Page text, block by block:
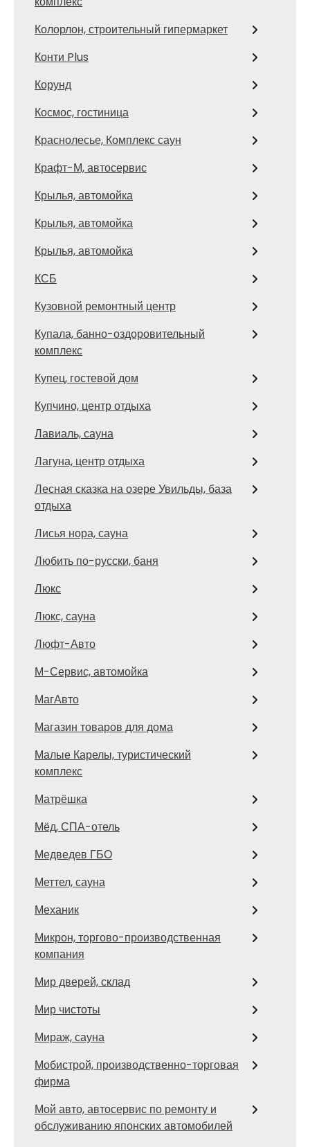
Колорлон, строительный гипермаркет
Конти Plus
Корунд
Космос, гостиница
Краснолесье, Комплекс саун
Крафт-М, автосервис
Крылья, автомойка
Крылья, автомойка
Крылья, автомойка
КСБ
Кузовной ремонтный центр
Купала, банно-оздоровительный
комплекс
Купец, гостевой дом
Купчино, центр отдыха
Лавиаль, сауна
Лагуна, центр отдыха
Лесная сказка на озере Увильды, база
отдыха
Лисья нора, сауна
Любить по-русски, баня
Люкс
Люкс, сауна
Люфт-Авто
М-Сервис, автомойка
МагАвто
Магазин товаров для дома
Малые Карелы, туристический
комплекс
Матрёшка
Мёд, СПА-отель
Медведев ГБО
Меттел, сауна
Механик
Микрон, торгово-производственная
компания
Мир дверей, склад
Мир чистоты
Мираж, сауна
Мобистрой, производственно-торговая
фирма
Мой авто, автосервис по ремонту и
обслуживанию японских автомобилей